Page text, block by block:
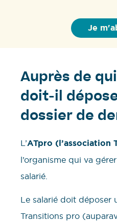
Auprès de
doit-il
dossier de
L’ATpro (l’association
l’organisme qui va
salarié.
Le salarié doit déposer
Transitions pro